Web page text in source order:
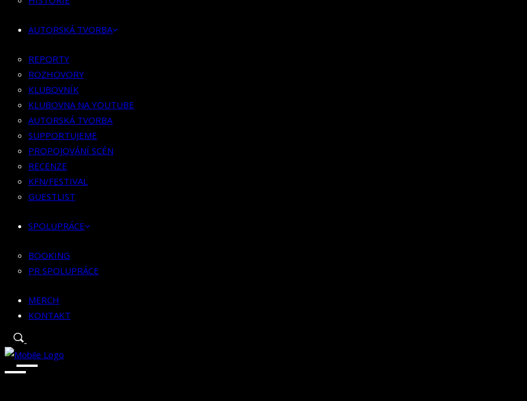
KLUBOVNA NA YOUTUBE
SUPPORTUJEME
PROPOJOVÁNÍ SCÉN
RECENZE
KFN/FESTIVAL
GUESTLIST
SPOLUPRÁCE
BOOKING
PR SPOLUPRÁCE
MERCH
AUTORSKÁ TVORBA
REPORTY
ROZHOVORY
KLUBOVNÍK
KLUBOVNA NA YOUTUBE
AUTORSKÁ TVORBA
SUPPORTUJEME
PROPOJOVÁNÍ SCÉN
RECENZE
KFN/FESTIVAL
GUESTLIST
SPOLUPRÁCE
BOOKING
PR SPOLUPRÁCE
MERCH
KONTAKT